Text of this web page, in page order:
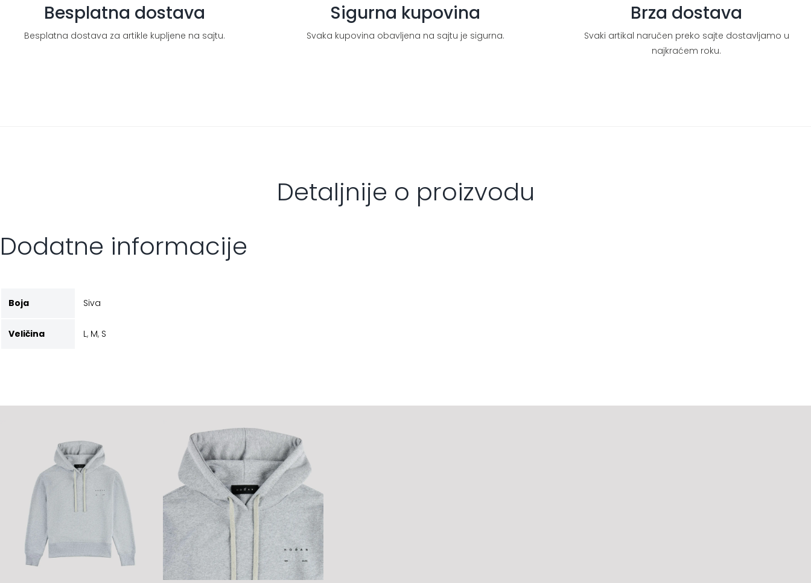
Besplatna dostava
Besplatna dostava za artikle kupljene na sajtu.
Sigurna kupovina
Svaka kupovina obavljena na sajtu je sigurna.
Brza dostava
Svaki artikal naručen preko sajte dostavljamo u
najkraćem roku.
Detaljnije o proizvodu
Dodatne informacije
Boja Siva
Veličina L, M, S